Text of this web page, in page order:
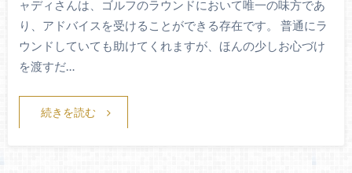
ャディさんは、ゴルフのラウンドにおいて唯一の味方であ
り、アドバイスを受けることができる存在です。 普通にラ
ウンドしていても助けてくれますが、ほんの少しお心づけ
を渡すだ…
続きを読む